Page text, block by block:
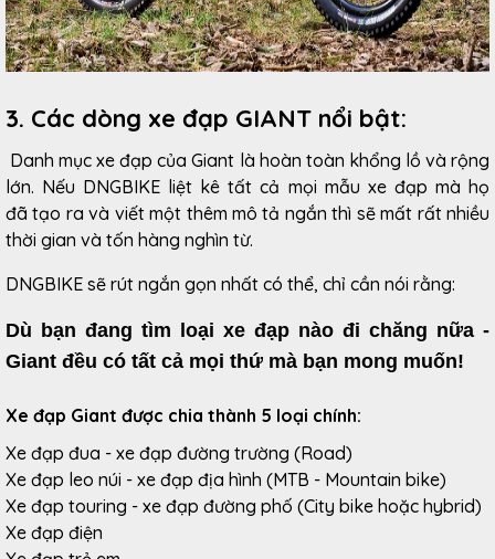
3. Các dòng xe đạp GIANT nổi bật:
Danh mục xe đạp của Giant là hoàn toàn khổng lồ và rộng
lớn. Nếu DNGBIKE liệt kê tất cả mọi mẫu xe đạp mà họ
đã tạo ra và viết một thêm mô tả ngắn thì sẽ mất rất nhiều
thời gian và tốn hàng nghìn từ.
DNGBIKE sẽ rút ngắn gọn nhất có thể, chỉ cần nói rằng:
Dù bạn đang tìm loại xe đạp nào đi chăng nữa -
Giant đều có tất cả mọi thứ mà bạn mong muốn!
Xe đạp Giant được chia thành 5 loại chính:
Xe đạp đua - xe đạp đường trường (Road)
Xe đạp leo núi - xe đạp địa hình (MTB - Mountain bike)
Xe đạp touring - xe đạp đường phố (City bike hoặc hybrid)
Xe đạp điện